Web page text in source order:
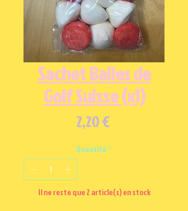
Sachet Balles de
Golf Suisse (x1)
2,20 €Prix
Quantité *
Il ne reste que 2 article(s) en stock